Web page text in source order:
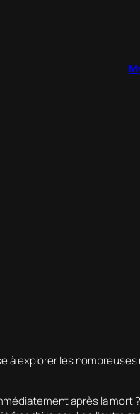
explorer les nombreuses
après la mort